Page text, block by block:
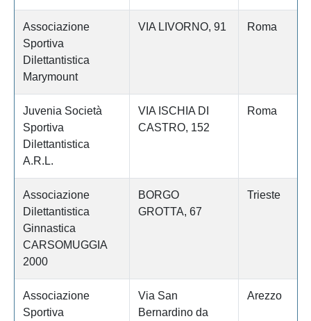
Associazione
Sportiva
Dilettantistica
Marymount
VIA LIVORNO, 91 Roma
Juvenia Società
Sportiva
Dilettantistica
A.R.L.
VIA ISCHIA DI
CASTRO, 152
Roma
Associazione
Dilettantistica
Ginnastica
CARSOMUGGIA
2000
BORGO
GROTTA, 67
Trieste
Associazione
Sportiva
Via San
Bernardino da
Arezzo